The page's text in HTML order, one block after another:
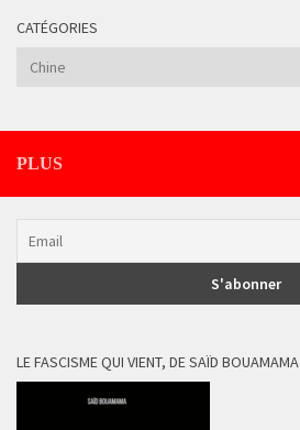
CATÉGORIES
Catégories
PLUS
LE FASCISME QUI VIENT, DE SAÏD BOUAMAMA